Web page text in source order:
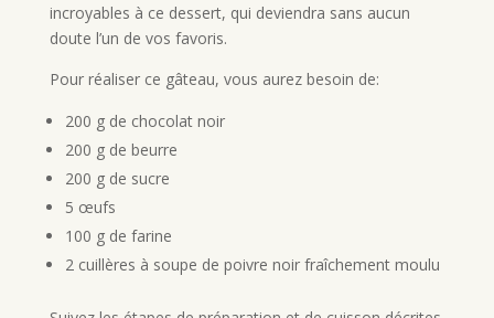
incroyables à ce dessert, qui deviendra sans aucun
doute l’un de vos favoris.
Pour réaliser ce gâteau, vous aurez besoin de:
200 g de chocolat noir
200 g de beurre
200 g de sucre
5 œufs
100 g de farine
2 cuillères à soupe de poivre noir fraîchement moulu